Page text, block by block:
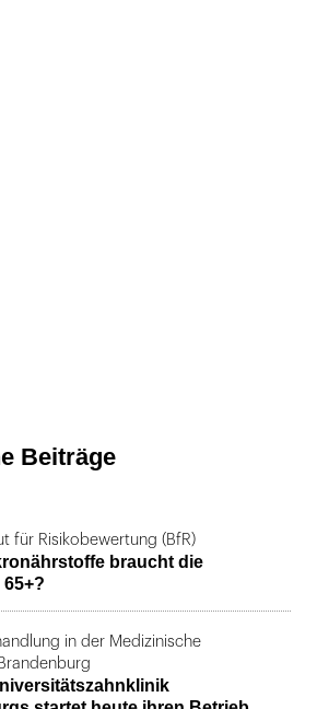
Beiträge
für Risikobewertung (BfR)
braucht die
in der Medizinische